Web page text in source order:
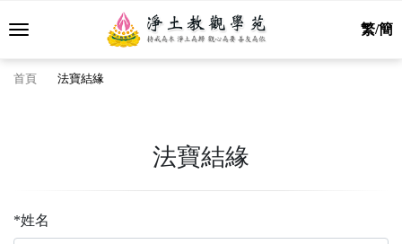
繁/簡
首頁 法寶結緣
法寶結緣
*姓名